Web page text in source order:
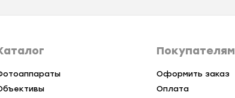
Покупателям
Оформить заказ
Оплата